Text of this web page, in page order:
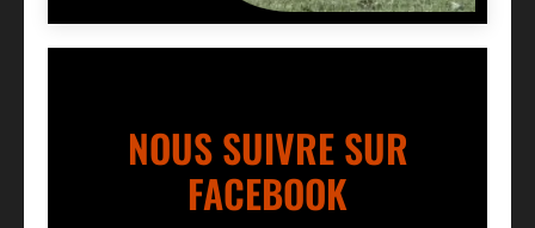
NOUS SUIVRE SUR
FACEBOOK